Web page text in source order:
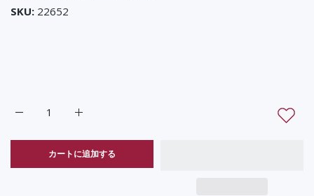
SKU: 22652
Jバンド・ライト｜まとめ買い５本パック Default
Jバンド・ライト｜まとめ買い５本パック Default Titleの数量
カートに追加する